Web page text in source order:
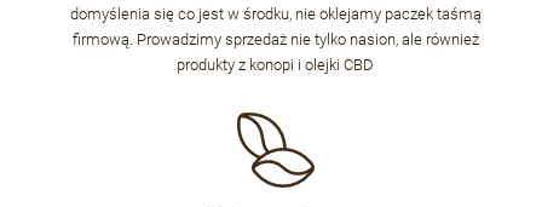
domyślenia się co jest w środku, nie oklejamy paczek taśmą
firmową. Prowadzimy sprzedaż nie tylko nasion, ale również
produkty z konopi i olejki CBD